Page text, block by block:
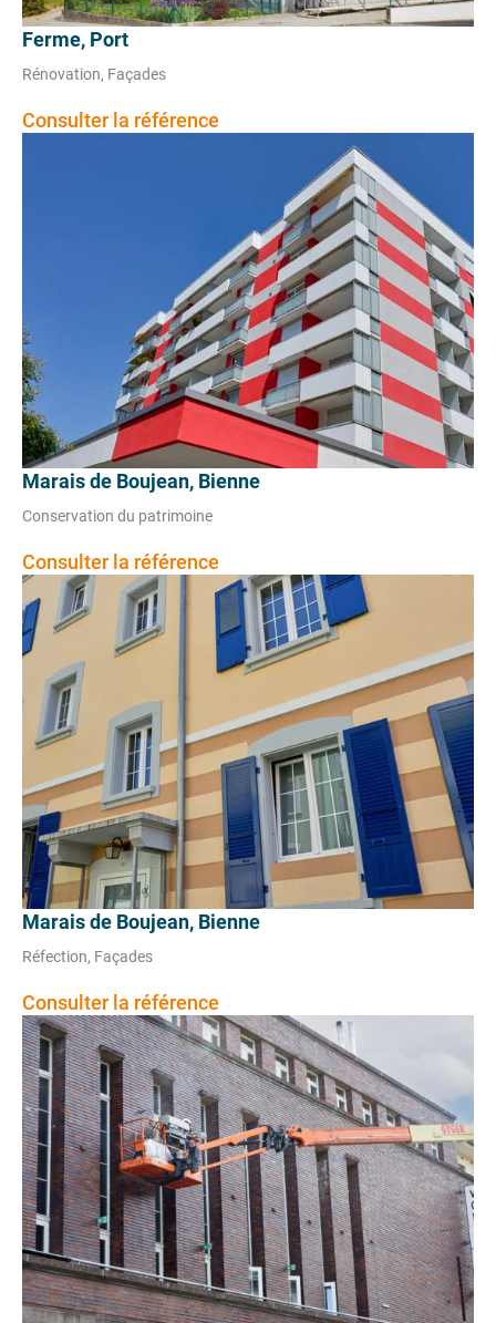
Ferme, Port
Rénovation, Façades
Consulter la référence
Marais de Boujean, Bienne
Conservation du patrimoine
Consulter la référence
Marais de Boujean, Bienne
Réfection, Façades
Consulter la référence